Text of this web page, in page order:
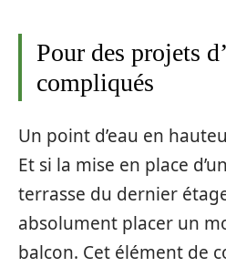
Pour des projets
compliqués
Un point d’eau en
Et si la mise en place
terrasse du dernier
absolument placer un
balcon. Cet élément de